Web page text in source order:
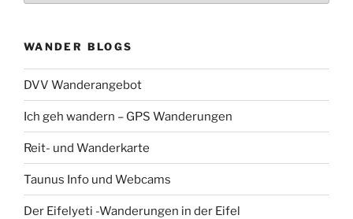
WANDER BLOGS
DVV Wanderangebot
Ich geh wandern – GPS Wanderungen
Reit- und Wanderkarte
Taunus Info und Webcams
Der Eifelyeti -Wanderungen in der Eifel